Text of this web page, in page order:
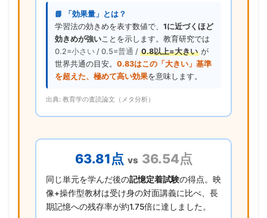
📘 「効果量」とは？
学習法の効きめを表す数値で、 1に近づくほど
効きめが強い ことを示します。教育研究では
0.2=小さい / 0.5=普通 / 0.8以上=大きい が
世界共通の目安。 0.83はこの「大きい」基準
を超えた、極めて高い効果を意味します。
出典: 教育学の査読論文（メタ分析）
63.81点 vs 36.54点
同じ単元を学んだ後の記憶定着試験の得点。映
像+操作型教材は受け身の対面講義に比べ、長
期記憶への残存率が約1.75倍に達しました。